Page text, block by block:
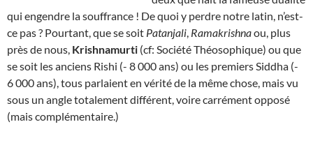
qui engendre la souffrance ! De quoi y perdre notre latin, n’est-
ce pas ? Pourtant, que se soit Patanjali Ramakrishnaou, plus
près de nous, Krishnamurti (cf: Société Théosophique) ou que
se soit les anciens Rishi (- 8 000 ans) ou les premiers Siddha (-
6 000 ans), tous parlaient en vérité de la même chose, mais vu
sous un angle totalement différent, voire carrément opposé
(mais complémentaire.)